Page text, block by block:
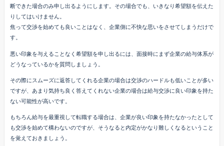
断できた場合のみ申し出るようにします。その場合でも、いきなり希望額を伝えた
りしてはいけません。
焦って交渉を始めても良いことはなく、企業側に不快な思いをさせてしまうだけで
す。
悪い印象を与えることなく希望額を申し出るには、面接時にまず企業の給与体系が
どうなっているかを質問しましょう。
その際にスムーズに返答してくれる企業の場合は交渉のハードルも低いことが多い
ですが、あまり気持ち良く答えてくれない企業の場合は給与交渉に良い印象を持た
ない可能性が高いです。
もちろん給与を最重視して転職する場合は、企業が良い印象を持たなかったとして
も交渉を始めて構わないのですが、そうなると内定がかなり難しくなるということ
を覚えておきましょう。